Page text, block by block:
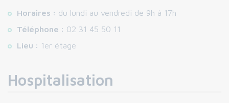
Horaires : du lundi au vendredi de 9h à 17h
Téléphone : 02 31 45 50 11
Lieu : 1er étage
Hospitalisation